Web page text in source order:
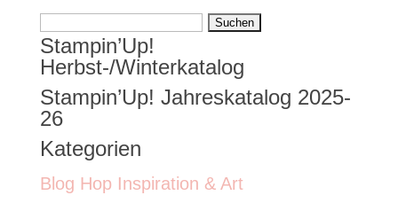
Suchen
nach:
Stampin’Up!
Herbst-/Winterkatalog
Stampin’Up! Jahreskatalog 2025-
26
Kategorien
Blog Hop Inspiration & Art